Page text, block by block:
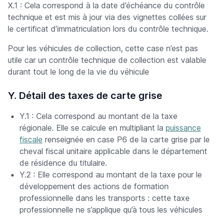
X.1 : Cela correspond à la date d’échéance du contrôle
technique et est mis à jour via des vignettes collées sur
le certificat d’immatriculation lors du contrôle technique.
Pour les véhicules de collection, cette case n’est pas
utile car un contrôle technique de collection est valable
durant tout le long de la vie du véhicule
Y. Détail des taxes de carte grise
Y.1 : Cela correspond au montant de la taxe
régionale. Elle se calcule en multipliant la puissance
fiscale renseignée en case P6 de la carte grise par le
cheval fiscal unitaire applicable dans le département
de résidence du titulaire.
Y.2 : Elle correspond au montant de la taxe pour le
développement des actions de formation
professionnelle dans les transports : cette taxe
professionnelle ne s’applique qu’à tous les véhicules